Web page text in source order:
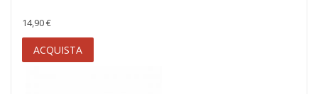
14,90 €
ACQUISTA